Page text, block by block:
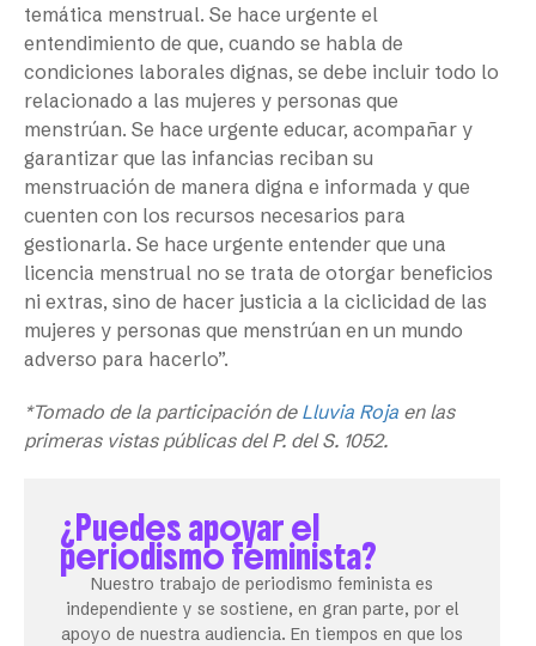
temática menstrual. Se hace urgente el
entendimiento de que, cuando se habla de
condiciones laborales dignas, se debe incluir todo lo
relacionado a las mujeres y personas que
menstrúan. Se hace urgente educar, acompañar y
garantizar que las infancias reciban su
menstruación de manera digna e informada y que
cuenten con los recursos necesarios para
gestionarla. Se hace urgente entender que una
licencia menstrual no se trata de otorgar beneficios
ni extras, sino de hacer justicia a la ciclicidad de las
mujeres y personas que menstrúan en un mundo
adverso para hacerlo”.
*Tomado de la participación de Lluvia Roja en las
primeras vistas públicas del P. del S. 1052.
¿Puedes apoyar el
periodismo feminista?
Nuestro trabajo de periodismo feminista es
independiente y se sostiene, en gran parte, por el
apoyo de nuestra audiencia. En tiempos en que los